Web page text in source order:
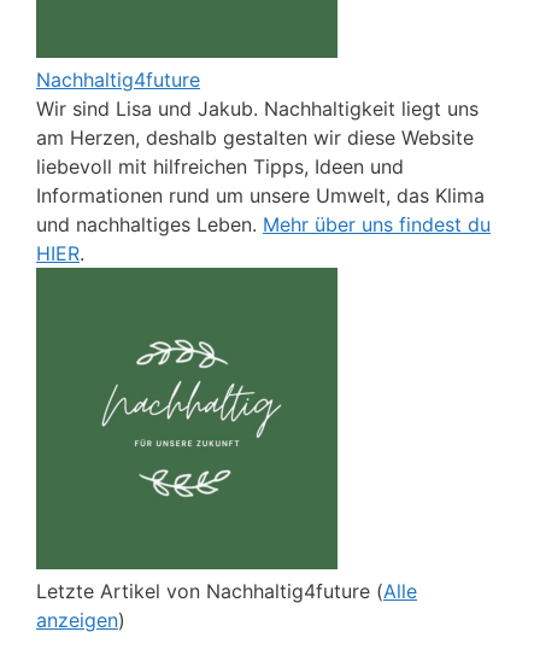
Nachhaltig4future
Wir sind Lisa und Jakub. Nachhaltigkeit liegt uns
am Herzen, deshalb gestalten wir diese Website
liebevoll mit hilfreichen Tipps, Ideen und
Informationen rund um unsere Umwelt, das Klima
und nachhaltiges Leben. Mehr über uns findest du
HIER.
Letzte Artikel von Nachhaltig4future (Alle
anzeigen)